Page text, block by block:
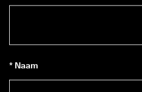
* Naam